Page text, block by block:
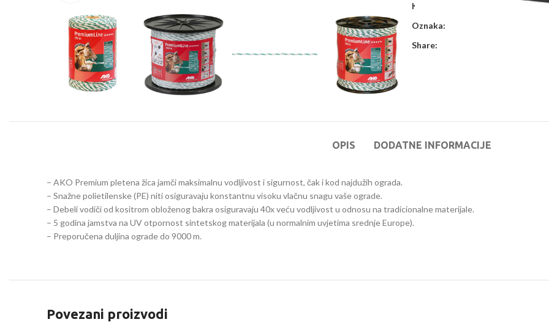
Kategorije:
Oznaka:
Share:
OPIS DODATNE INFORMACIJE
– AKO Premium pletena žica jamči maksimalnu vodljivost i sigurnost, čak i kod najdužih ograda.
– Snažne polietilenske (PE) niti osiguravaju konstantnu visoku vlačnu snagu vaše ograde.
– Debeli vodiči od kositrom obloženog bakra osiguravaju 40x veću vodljivost u odnosu na tradicionalne materijale.
– 5 godina jamstva na UV otpornost sintetskog materijala (u normalnim uvjetima srednje Europe).
– Preporučena duljina ograde do 9000 m.
Povezani proizvodi